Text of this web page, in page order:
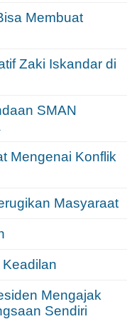
Membuat
Zaki Iskandar di
SMAN
Mengenai Konflik
Masyaraat
Mengajak
Sendiri